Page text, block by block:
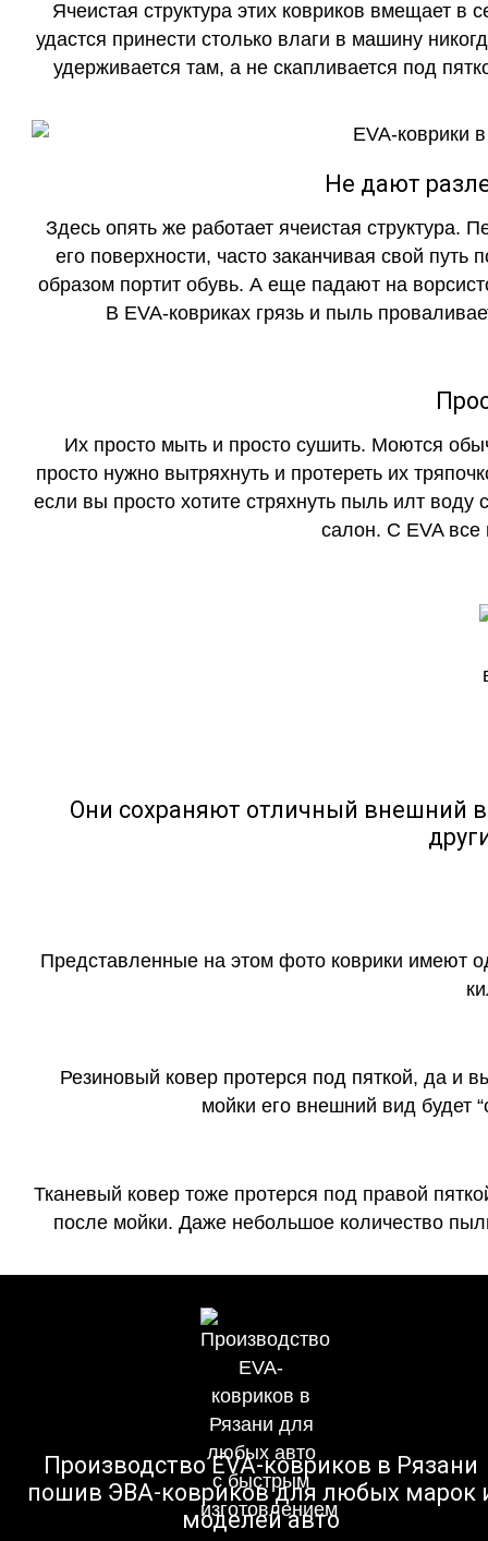
Ячеистая структура этих ковриков вмещает в
удастся принести столько влаги в машину
удерживается там, а не скапливается под
Не дают
Здесь опять же работает ячеистая структура.
его поверхности, часто заканчивая свой
образом портит обувь. А еще падают на
В EVA-ковриках грязь и пыль
Их просто мыть и просто сушить. Моются
просто нужно вытряхнуть и протереть их
если вы просто хотите стряхнуть пыль илт воду
салон. С EVA все
Они сохраняют отличный внешний
Представленные на этом фото коврики имеют
Резиновый ковер протерся под пяткой, да и
мойки его внешний вид будет
Тканевый ковер тоже протерся под правой
после мойки. Даже небольшое количество
Производство EVA-ковриков в Рязани
пошив ЭВА-ковриков для любых марок
моделей авто